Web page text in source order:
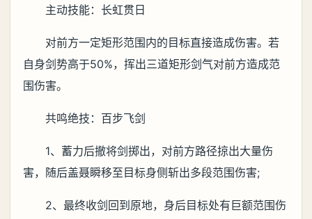
主动技能：长虹贯日
对前方一定矩形范围内的目标直接造成伤害。若
自身剑势高于50%，挥出三道矩形剑气对前方造成范
围伤害。
共鸣绝技：百步飞剑
1、蓄力后撤将剑掷出，对前方路径掠出大量伤
害，随后盖聂瞬移至目标身侧斩出多段范围伤害;
2、最终收剑回到原地，身后目标处有巨额范围伤